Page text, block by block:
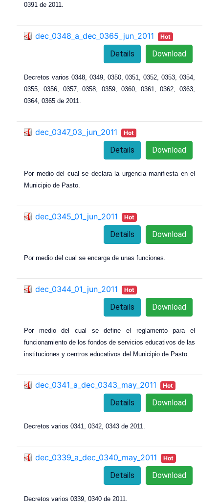
0391 de 2011.
dec_0348_a_dec_0365_jun_2011 Hot
Download
Details
Decretos varios 0348, 0349, 0350, 0351, 0352, 0353, 0354,
0355, 0356, 0357, 0358, 0359, 0360, 0361, 0362, 0363,
0364, 0365 de 2011.
dec_0347_03_jun_2011 Hot
Download
Details
Por medio del cual se declara la urgencia manifiesta en el
Municipio de Pasto.
dec_0345_01_jun_2011 Hot
Download
Details
Por medio del cual se encarga de unas funciones.
dec_0344_01_jun_2011 Hot
Download
Details
Por medio del cual se define el reglamento para el
funcionamiento de los fondos de servicios educativos de las
instituciones y centros educativos del Municipio de Pasto.
dec_0341_a_dec_0343_may_2011 Hot
Download
Details
Decretos varios 0341, 0342, 0343 de 2011.
dec_0339_a_dec_0340_may_2011 Hot
Download
Details
Decretos varios 0339, 0340 de 2011.